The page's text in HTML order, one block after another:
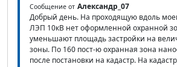
Сообщение от Александр_07
Добрый день. На проходящую вдоль
ЛЭП 10кВ нет оформленной охранной
уменьшают площадь застройки на
зоны. По 160 пост-ю охранная зона
после постановки на кадастр. На